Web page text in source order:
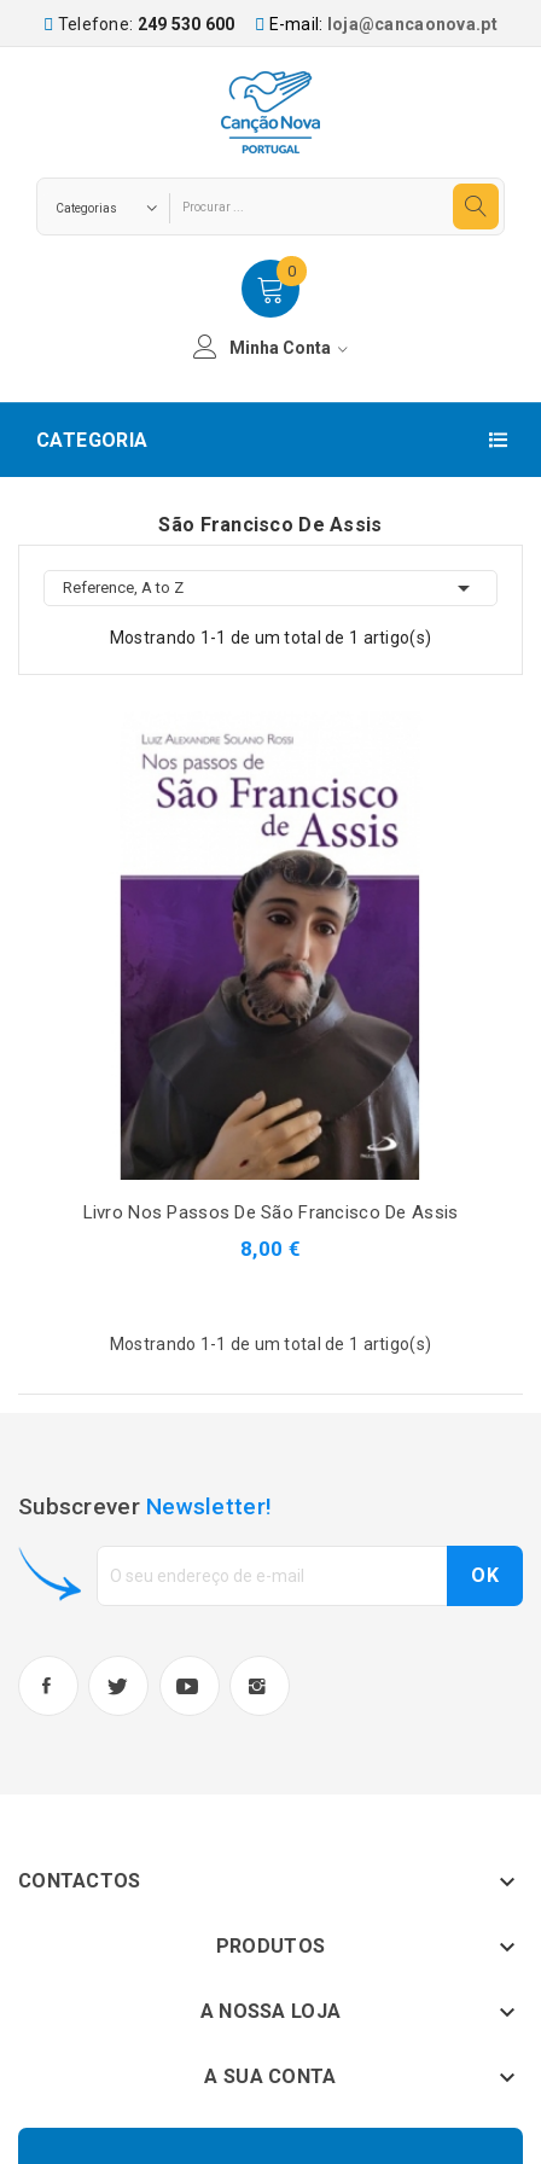
Telefone: 249 530 600 E-mail: loja@cancaonova.pt
0
Minha Conta
CATEGORIA
São Francisco De Assis
Reference, A to Z 
Mostrando 1-1 de um total de 1 artigo(s)
Livro Nos Passos De São Francisco De Assis
8,00 €
Mostrando 1-1 de um total de 1 artigo(s)
Subscrever Newsletter!
CONTACTOS 
PRODUTOS keyboard_arrow_down
A NOSSA LOJA keyboard_arrow_down
A SUA CONTA 